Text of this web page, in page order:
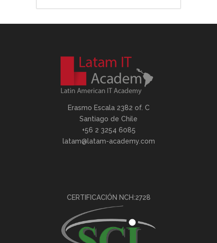
Erasmo Escala 2382 of. C
Santiago de Chile
+56 2 3254 6085
latam@latam-academy.com
CERTIFICACIÓN NCH:2728